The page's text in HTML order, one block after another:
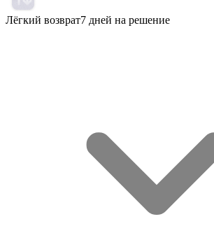
Лёгкий возврат7 дней на решение